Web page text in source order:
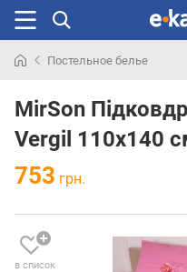
раньше
Постельное белье
MirSon
Vergil 110х140
753 грн.
в список